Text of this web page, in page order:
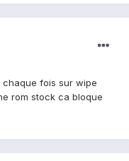
fois sur wipe
rom stock ca bloque